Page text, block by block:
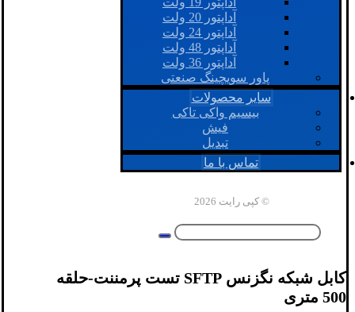
آداپتور 20 ولت
آداپتور 24 ولت
آداپتور 48 ولت
آداپتور 36 ولت
پاور سویچینگ صنعتی
سایر محصولات
بیسیم واکی تاکی
فیش
تبدیل
تماس با ما
© کپی رایت 2026
کابل شبکه نگزنس SFTP تست پرمننت-حلقه
500 متری